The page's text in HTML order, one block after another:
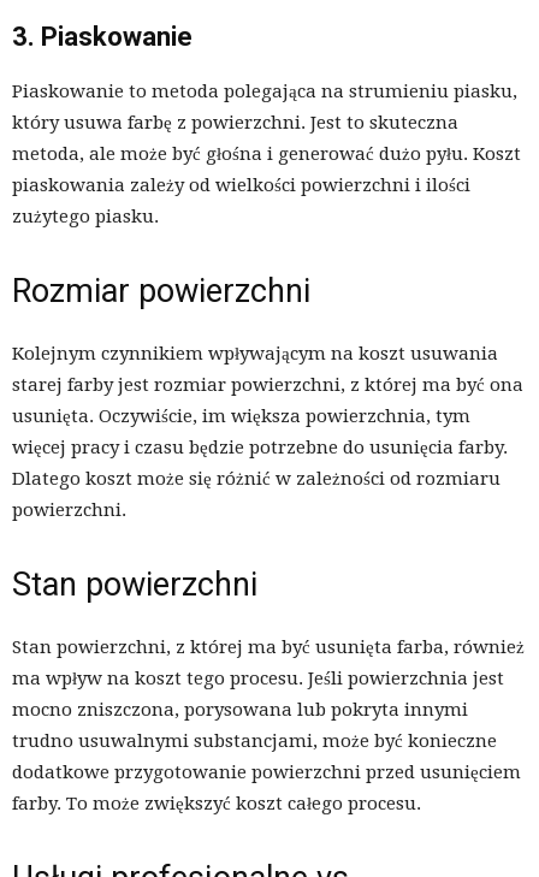
3. Piaskowanie
Piaskowanie to metoda polegająca na strumieniu piasku,
który usuwa farbę z powierzchni. Jest to skuteczna
metoda, ale może być głośna i generować dużo pyłu. Koszt
piaskowania zależy od wielkości powierzchni i ilości
zużytego piasku.
Rozmiar powierzchni
Kolejnym czynnikiem wpływającym na koszt usuwania
starej farby jest rozmiar powierzchni, z której ma być ona
usunięta. Oczywiście, im większa powierzchnia, tym
więcej pracy i czasu będzie potrzebne do usunięcia farby.
Dlatego koszt może się różnić w zależności od rozmiaru
powierzchni.
Stan powierzchni
Stan powierzchni, z której ma być usunięta farba, również
ma wpływ na koszt tego procesu. Jeśli powierzchnia jest
mocno zniszczona, porysowana lub pokryta innymi
trudno usuwalnymi substancjami, może być konieczne
dodatkowe przygotowanie powierzchni przed usunięciem
farby. To może zwiększyć koszt całego procesu.